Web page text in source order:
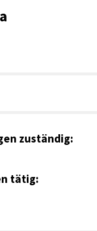
zuständig:
tätig: